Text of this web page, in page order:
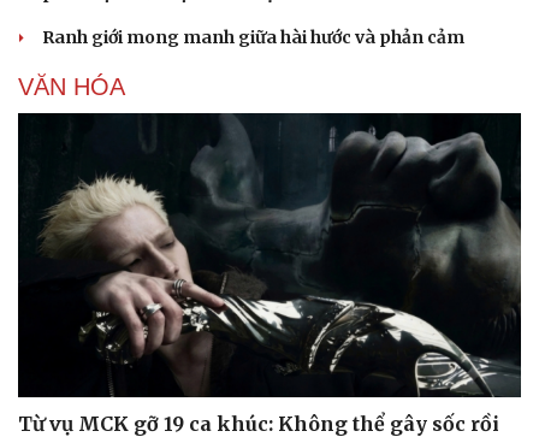
Dinh dưỡng - món ngon
Nam khoa
Làm đẹp - giảm cân
Phòng mạch online
Ăn sạch sống khỏe
Tình yêu - Gia đình
Ranh giới mong manh giữa hài hước và phản cảm
VĂN HÓA
Từ vụ MCK gỡ 19 ca khúc: Không thể gây sốc rồi